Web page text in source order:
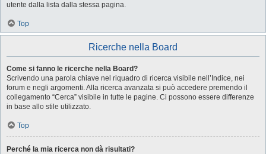
utente dalla lista dalla stessa pagina.
Top
Ricerche nella Board
Come si fanno le ricerche nella Board?
Scrivendo una parola chiave nel riquadro di ricerca visibile nell’Indice, nei
forum e negli argomenti. Alla ricerca avanzata si può accedere premendo il
collegamento “Cerca” visibile in tutte le pagine. Ci possono essere differenze
in base allo stile utilizzato.
Top
Perché la mia ricerca non dà risultati?